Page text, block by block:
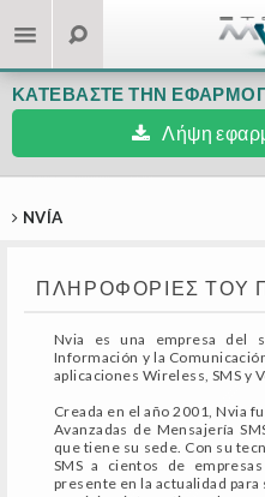
ΚΑΤΕΒΆΣΤΕ ΤΗΝ
Λήψη
NVÍA
ΠΛΗΡΟΦΟΡΊΕΣ ΤΟΥ
Nvia es una empresa del
Información y la
aplicaciones Wireless, SMS y
Creada en el año 2001, Nvia
Avanzadas de Mensajería
que tiene su sede. Con su
SMS a cientos de
presente en la actualidad